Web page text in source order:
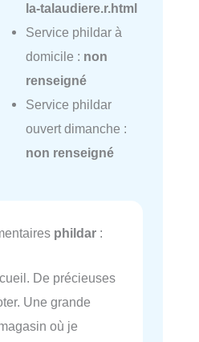
la-talaudiere.r.html
Service phildar à
domicile : non
renseigné
Service phildar
ouvert dimanche :
non renseigné
phildar :
De précieuses
Une grande
où je